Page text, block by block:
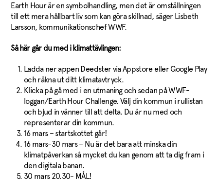
Earth Hour är en symbolhandling, men det är omställningen
till ett mera hållbart liv som kan göra skillnad, säger Lisbeth
Larsson, kommunikationschef WWF.
Så här går du med i klimattävlingen:
Ladda ner appen Deedster via Appstore eller Google Play
och räkna ut ditt klimatavtryck.
Klicka på gå med i en utmaning och sedan på WWF-
loggan/Earth Hour Challenge. Välj din kommun i rullistan
och bjud in vänner till att delta. Du är nu med och
representerar din kommun.
16 mars – startskottet går!
16 mars-30 mars – Nu är det bara att minska din
klimatpåverkan så mycket du kan genom att ta dig fram i
den digitala banan.
30 mars 20.30- MÅL!